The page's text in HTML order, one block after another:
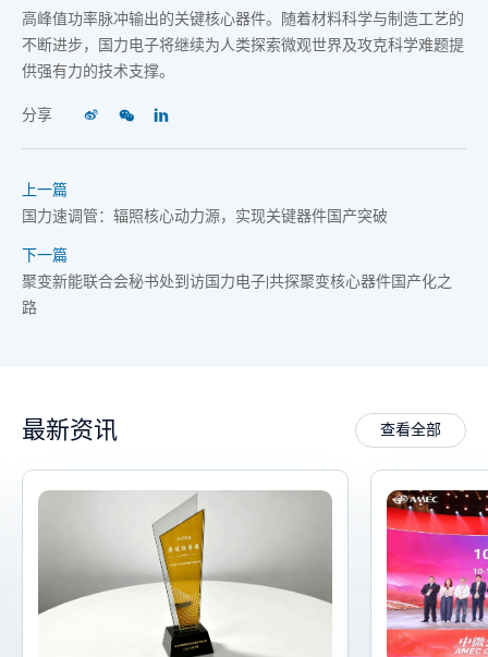
高峰值功率脉冲输出的关键核心器件。随着材料科学与制造工艺的
不断进步，国力电子将继续为人类探索微观世界及攻克科学难题提
供强有力的技术支撑。
分享
上一篇
国力速调管：辐照核心动力源，实现关键器件国产突破
下一篇
聚变新能联合会秘书处到访国力电子|共探聚变核心器件国产化之
路
最新资讯 查看全部